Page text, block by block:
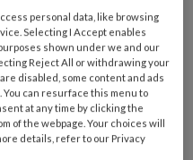
personal data, like browsing
Selecting I Accept enables
shown under we and our
Reject All or withdrawing your
disabled, some content and ads
You can resurface this menu to
at any time by clicking the
of the webpage. Your choices will
details, refer to our Privacy